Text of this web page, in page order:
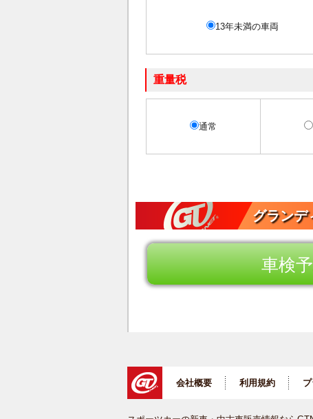
13年未満の車両
重量税
通常
グランデ
車検
会社概要 利用規約